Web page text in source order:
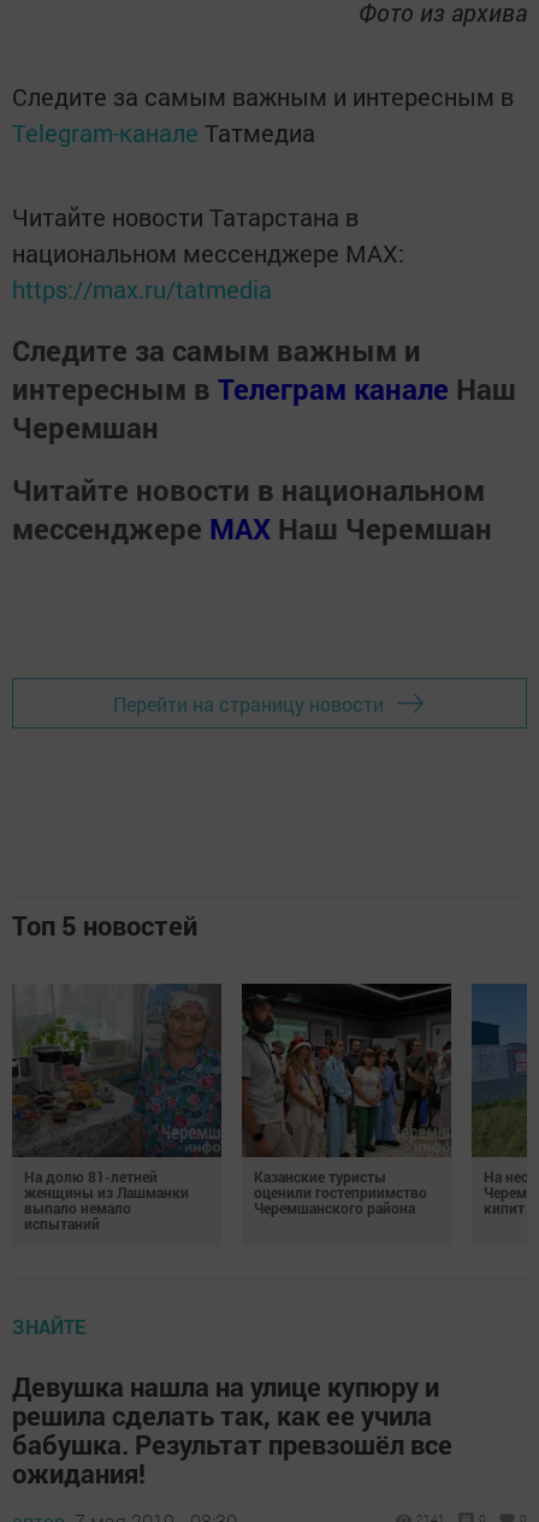
Фото из архива
Следите за самым важным и интересным в
Telegram-канале Татмедиа
Читайте новости Татарстана в
национальном мессенджере MАХ:
https://max.ru/tatmedia
Следите за самым важным и
интересным в Телеграм канале Наш
Черемшан
Читайте новости в национальном
мессенджере MАХ Наш Черемшан
Перейти на страницу новости
Топ 5 новостей
На долю 81-летней
женщины из Лашманки
выпало немало
испытаний
Казанские туристы
оценили гостеприимство
Черемшанского района
На
кипит
ЗНАЙТЕ
Девушка нашла на улице купюру и
решила сделать так, как ее учила
бабушка. Результат превзошёл все
ожидания!